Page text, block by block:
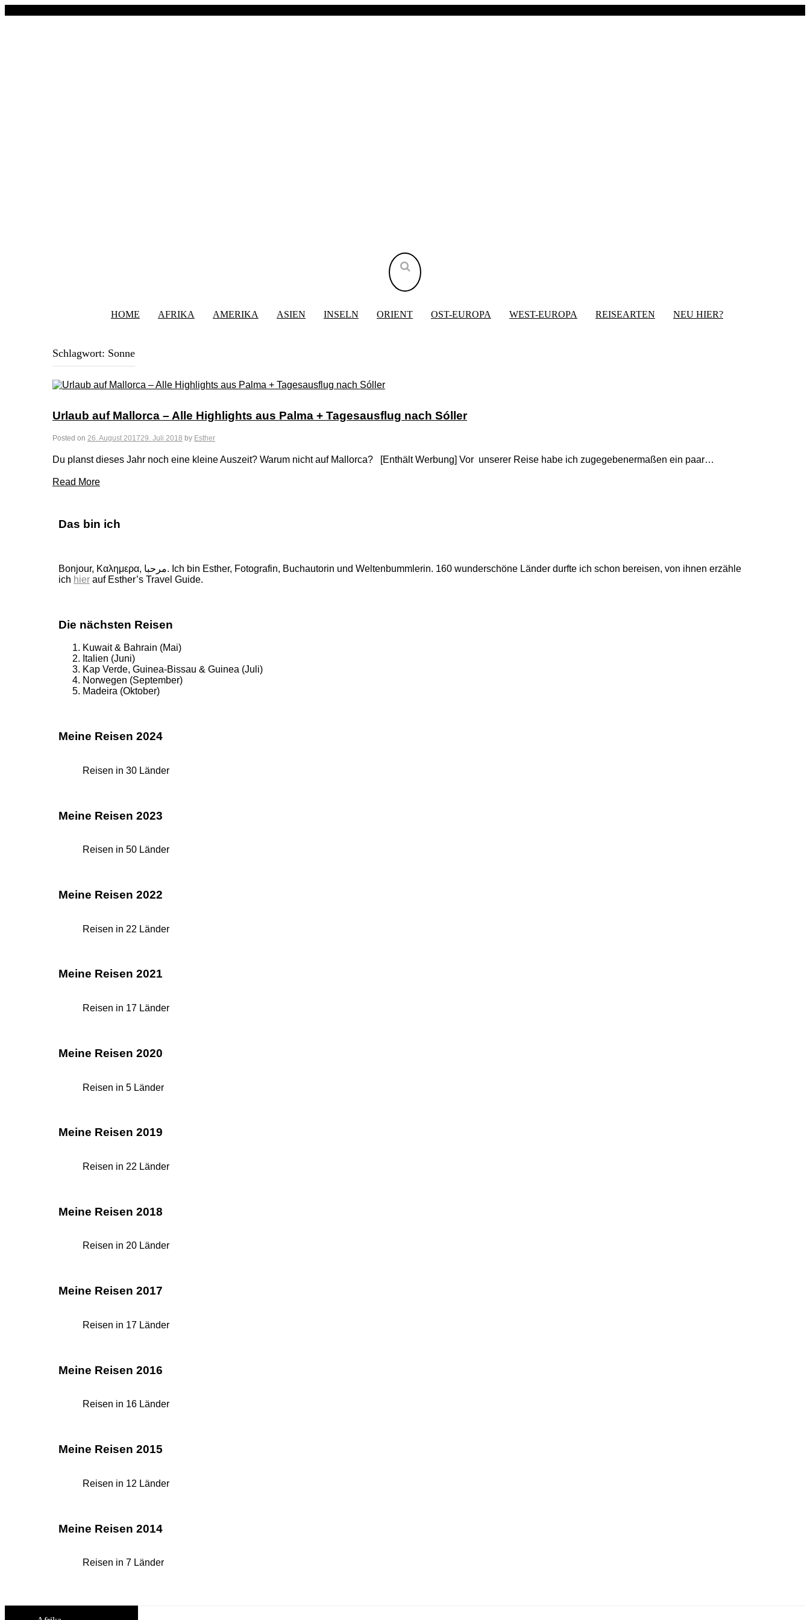
HOME AFRIKA AMERIKA ASIEN INSELN ORIENT OST-EUROPA WEST-EUROPA REISEARTEN NEU HIER?
Schlagwort: Sonne
Urlaub auf Mallorca – Alle Highlights aus Palma + Tagesausflug nach Sóller
Posted on 26. August 201729. Juli 2018 by Esther
Du planst dieses Jahr noch eine kleine Auszeit? Warum nicht auf Mallorca? [Enthält Werbung] Vor unserer Reise habe ich zugegebenermaßen ein paar…
Read More
Das bin ich
Bonjour, Καλημερα, مرحبا. Ich bin Esther, Fotografin, Buchautorin und Weltenbummlerin. 160 wunderschöne Länder durfte ich schon bereisen, von ihnen erzähle
ich hier auf Esther’s Travel Guide.
Die nächsten Reisen
Kuwait & Bahrain (Mai)
Italien (Juni)
Kap Verde, Guinea-Bissau & Guinea (Juli)
Norwegen (September)
Madeira (Oktober)
Meine Reisen 2024
Reisen in 30 Länder
Meine Reisen 2023
Reisen in 50 Länder
Meine Reisen 2022
Reisen in 22 Länder
Meine Reisen 2021
Reisen in 17 Länder
Meine Reisen 2020
Reisen in 5 Länder
Meine Reisen 2019
Reisen in 22 Länder
Meine Reisen 2018
Reisen in 20 Länder
Meine Reisen 2017
Reisen in 17 Länder
Meine Reisen 2016
Reisen in 16 Länder
Meine Reisen 2015
Reisen in 12 Länder
Meine Reisen 2014
Reisen in 7 Länder